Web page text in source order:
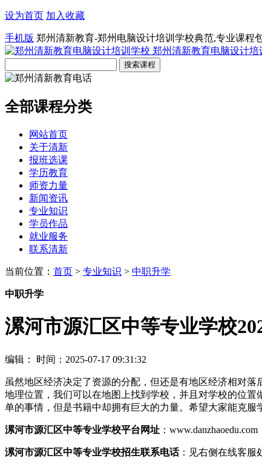
设为首页 加入收藏
手机版 郑州清新教育-郑州电脑设计培训学校典范,专业课程
郑州清新教育电脑设计培
全部课程分类
网站首页
关于清新
报班选课
学历教育
师资力量
新闻资讯
专业知识
学员作品
就业服务
联系清新
当前位置： 首页 > 专业知识 > 中职升学
中职升学
漯河市源汇区中等专业学校
编辑： 时间：2025-07-17 09:31:32
虽然地区经济决定了资源的分配，但还是有地区经济相对
地理位置，我们可以在地图上找到学校，并且对学校的位
单的事情，但是书籍中却拥有巨大的力量。希望大家能克服
漯河市源汇区中等专业学校平台网址 ：www.danzhaoedu.com
漯河市源汇区中等专业学校招生联系电话：见右侧在线客服